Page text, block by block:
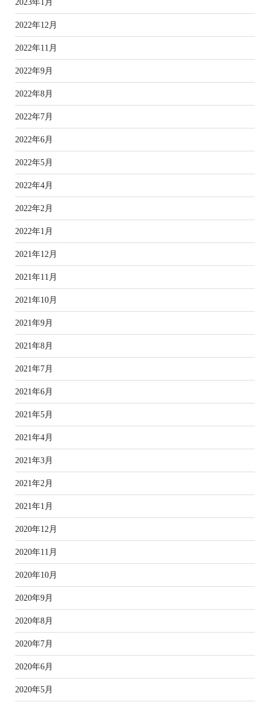
2023年1月
2022年12月
2022年11月
2022年9月
2022年8月
2022年7月
2022年6月
2022年5月
2022年4月
2022年2月
2022年1月
2021年12月
2021年11月
2021年10月
2021年9月
2021年8月
2021年7月
2021年6月
2021年5月
2021年4月
2021年3月
2021年2月
2021年1月
2020年12月
2020年11月
2020年10月
2020年9月
2020年8月
2020年7月
2020年6月
2020年5月